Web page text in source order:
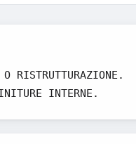
RISTRUTTURAZIONE.
INTERNE.